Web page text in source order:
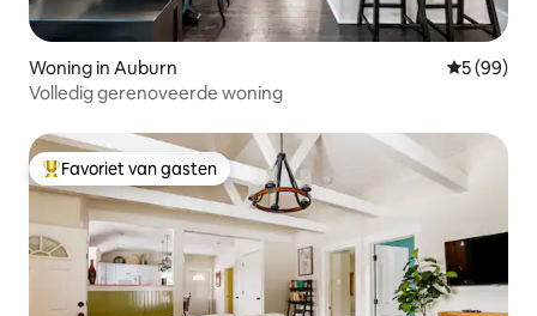
Woning in Auburn
5 (99)
Volledig gerenoveerde woning
Topfavoriet van gasten
Favoriet van gasten